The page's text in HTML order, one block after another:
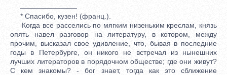
* Спасибо, кузен! (франц.).
Когда все расселись по мягким низеньким креслам, князь
опять навел разговор на литературу, в котором, между
прочим, высказал свое удивление, что, бывая в последние
годы в Петербурге, он никого не встречал из нынешних
лучших литераторов в порядочном обществе; где они живут?
С кем знакомы? - бог знает, тогда как это сближение